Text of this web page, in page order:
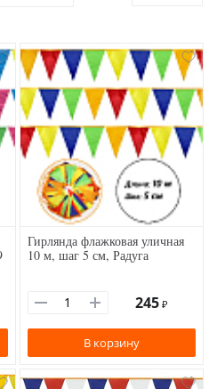
Гирлянда флажковая уличная
10 м, шаг 5 см, Радуга
245 ₽
В корзину